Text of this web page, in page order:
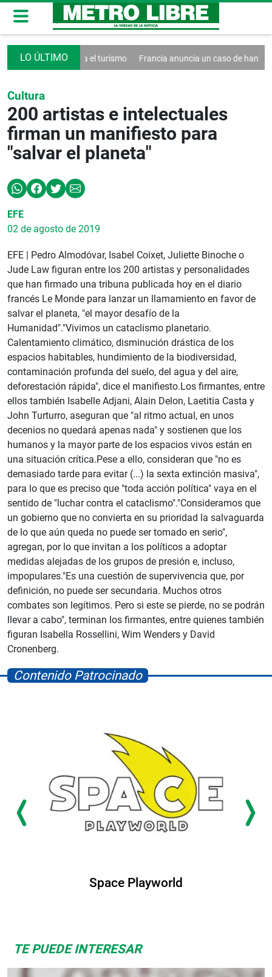
un decreto contra el turismo Francia anuncia un caso de hantavirus
Cultura
200 artistas e intelectuales
firman un manifiesto para
"salvar el planeta"
EFE
02 de agosto de 2019
EFE | Pedro Almodóvar, Isabel Coixet, Juliette Binoche o
Jude Law figuran entre los 200 artistas y personalidades
que han firmado una tribuna publicada hoy en el diario
francés Le Monde para lanzar un llamamiento en favor de
salvar el planeta, "el mayor desafío de la
Humanidad"."Vivimos un cataclismo planetario.
Calentamiento climático, disminución drástica de los
espacios habitables, hundimiento de la biodiversidad,
contaminación profunda del suelo, del agua y del aire,
deforestación rápida", dice el manifiesto.Los firmantes, entre
ellos también Isabelle Adjani, Alain Delon, Laetitia Casta y
John Turturro, aseguran que "al ritmo actual, en unos
decenios no quedará apenas nada" y sostienen que los
humanos y la mayor parte de los espacios vivos están en
una situación crítica.Pese a ello, consideran que "no es
demasiado tarde para evitar (...) la sexta extinción masiva",
para lo que es preciso que "toda acción política" vaya en el
sentido de "luchar contra el cataclismo"."Consideramos que
un gobierno que no convierta en su prioridad la salvaguarda
de lo que aún queda no puede ser tomado en serio",
agregan, por lo que invitan a los políticos a adoptar
medidas alejadas de los grupos de presión e, incluso,
impopulares."Es una cuestión de supervivencia que, por
definición, no puede ser secundaria. Muchos otros
combates son legítimos. Pero si este se pierde, no se podrán
llevar a cabo", terminan los firmantes, entre quienes también
figuran Isabella Rossellini, Wim Wenders y David
Cronenberg.
Contenido Patrocinado
Space Playworld
TE PUEDE INTERESAR